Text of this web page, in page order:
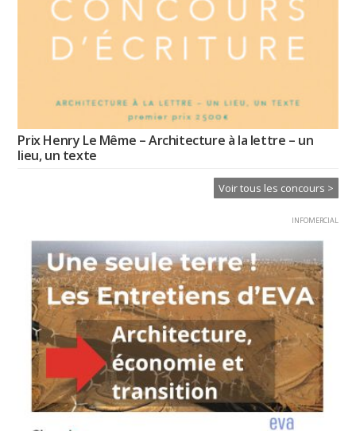
Prix Henry Le Même – Architecture à la lettre – un
lieu, un texte
Voir tous les concours >
INFOMERCIAL